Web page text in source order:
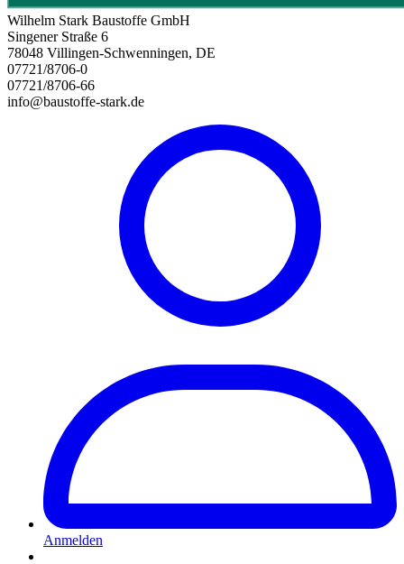
Wilhelm Stark Baustoffe GmbH
Singener Straße 6
78048 Villingen-Schwenningen, DE
07721/8706-0
07721/8706-66
info@baustoffe-stark.de
Anmelden